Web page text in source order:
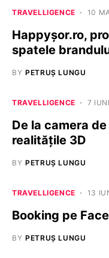
TRAVELLIGENCE 10
Happyșor.ro,
spatele
BY PETRUȘ LUNGU
TRAVELLIGENCE 7
De la camera
realităţile 3D
BY PETRUȘ LUNGU
TRAVELLIGENCE 13
Booking pe
BY PETRUȘ LUNGU